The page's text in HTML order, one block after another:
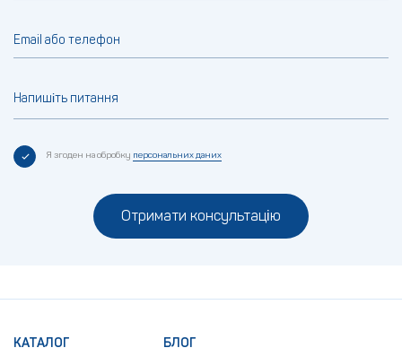
Email або телефон
Напишіть питання
Я згоден на обробку персональних даних
Отримати консультацію
КАТАЛОГ БЛОГ